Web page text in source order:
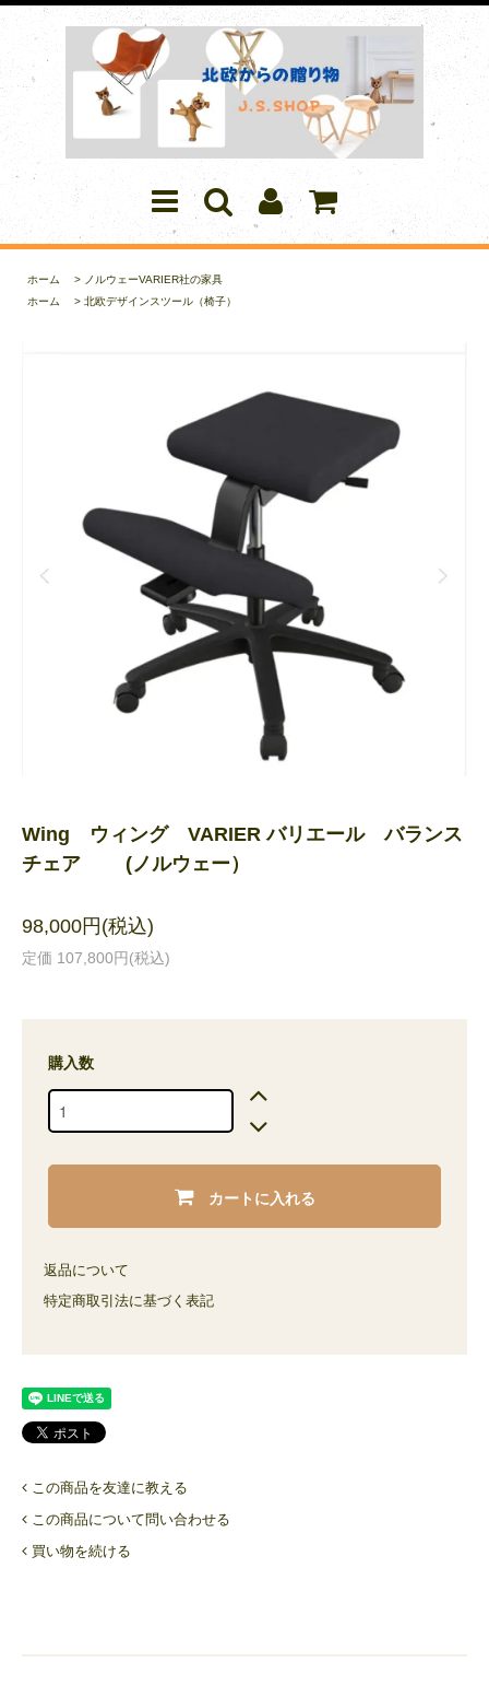
ホーム > ノルウェーVARIER社の家具
ホーム
> 北欧デザインスツール（椅子）
Wing ウィング VARIER バリエール バランス
チェア (ノルウェー）
98,000円(税込)
定価 107,800円(税込)
購入数
カートに入れる
返品について
特定商取引法に基づく表記
この商品を友達に教える
この商品について問い合わせる
買い物を続ける